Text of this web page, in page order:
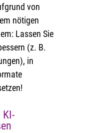
von
nötigen
Lassen Sie
(z. B.
in